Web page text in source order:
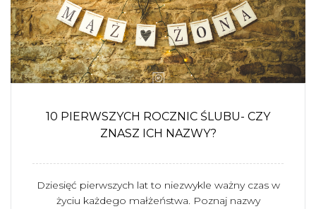
10 PIERWSZYCH ROCZNIC ŚLUBU- CZY
ZNASZ ICH NAZWY?
Dziesięć pierwszych lat to niezwykle ważny czas w
życiu każdego małżeństwa. Poznaj nazwy